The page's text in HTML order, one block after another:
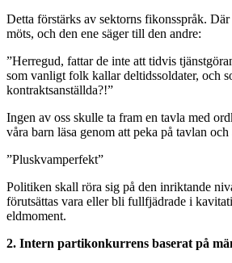
Detta förstärks av sektorns fikonsspråk.
möts, och den ene säger till den andre:
”Herregud, fattar de inte att tidvis
som vanligt folk kallar deltidssoldater, och
kontraktsanställda?!”
Ingen av oss skulle ta fram en tavla med
våra barn läsa genom att peka på tavlan och
”Pluskvamperfekt”
Politiken skall röra sig på den inriktande
förutsättas vara eller bli fullfjädrade i
eldmoment.
2. Intern partikonkurrens baserat på